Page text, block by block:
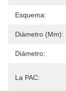
Esquema:
Diámetro (mm):
Diámetro:
La PAC: